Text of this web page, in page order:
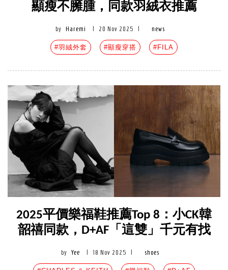
顯瘦不臃腫，同款羽絨衣推薦
by Haremi 20 Nov 2025 news
#羽絨外套 #顯瘦穿搭 #FILA
2025平價樂福鞋推薦Top 8：小CK韓
韶禧同款，D+AF「這雙」千元有找
by Yee 18 Nov 2025 shoes